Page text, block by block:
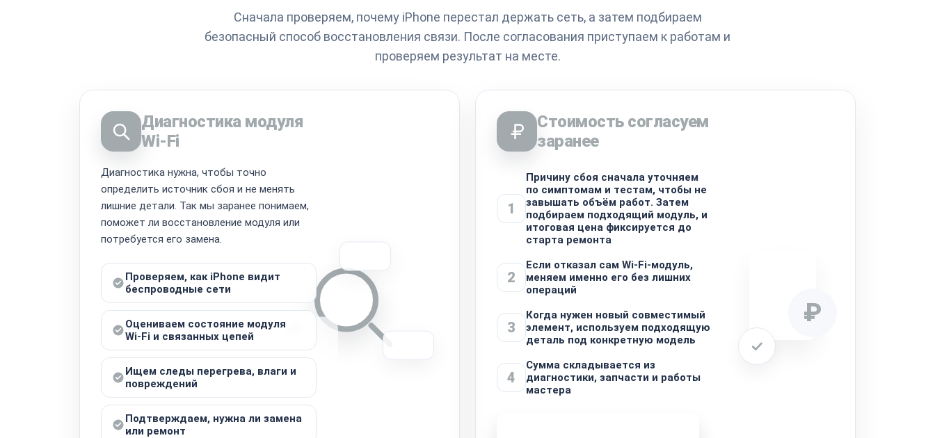
Сначала проверяем, почему iPhone перестал держать сеть, а затем подбираем
безопасный способ восстановления связи. После согласования приступаем к работам и
проверяем результат на месте.
Диагностика модуля
Wi‑Fi
Диагностика нужна, чтобы точно
определить источник сбоя и не менять
лишние детали. Так мы заранее понимаем,
поможет ли восстановление модуля или
потребуется его замена.
Проверяем, как iPhone видит
беспроводные сети
Оцениваем состояние модуля
Wi‑Fi и связанных цепей
Ищем следы перегрева, влаги и
повреждений
Подтверждаем, нужна ли замена
или ремонт
Стоимость согласуем
заранее
1
Причину сбоя сначала уточняем
по симптомам и тестам, чтобы не
завышать объём работ. Затем
подбираем подходящий модуль, и
итоговая цена фиксируется до
старта ремонта
2
Если отказал сам Wi‑Fi-модуль,
меняем именно его без лишних
операций
3
Когда нужен новый совместимый
элемент, используем подходящую
деталь под конкретную модель
4
Сумма складывается из
диагностики, запчасти и работы
мастера
₽